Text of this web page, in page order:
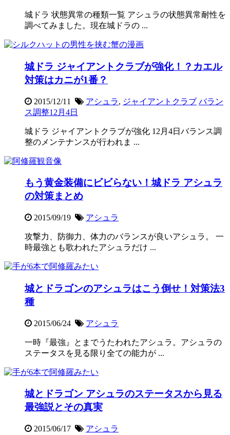
城ドラ 状態異常の種類一覧 アシュラの状態異常耐性を
調べてみました。現在城ドラの ...
城ドラ ジャイアントクラブが強化！？カエル
対策はカニが1番？
2015/12/11 アシュラ, ジャイアントクラブ バラン
ス調整12月4日
城ドラ ジャイアントクラブが強化 12月4日バランス調
整のメンテナンスが行われま ...
もう黄金装備にビビらない！城ドラ アシュラ
の対策まとめ
2015/09/19 アシュラ
攻撃力、防御力、体力のバランスが良いアシュラ。 一
時最強とも歌われたアシュラだけ ...
城とドラゴンのアシュラはこう倒せ！対策法3
種
2015/06/24 アシュラ
一時『最強』とまでうたわれたアシュラ。アシュラの
ステータスを見る限り全ての能力が ...
城とドラゴン アシュラのステータスから見る
最強説とその真実
2015/06/17 アシュラ